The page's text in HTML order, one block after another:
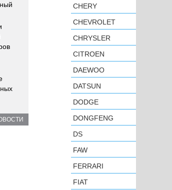
CHERY
CHEVROLET
CHRYSLER
CITROEN
DAEWOO
DATSUN
DODGE
DONGFENG
DS
FAW
FERRARI
FIAT